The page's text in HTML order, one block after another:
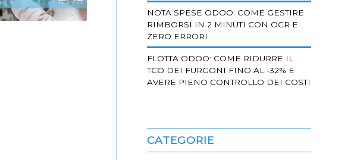
NOTA SPESE ODOO: COME GESTIRE
RIMBORSI IN 2 MINUTI CON OCR E
ZERO ERRORI
FLOTTA ODOO: COME RIDURRE IL
TCO DEI FURGONI FINO AL -32% E
AVERE PIENO CONTROLLO DEI COSTI
CATEGORIE